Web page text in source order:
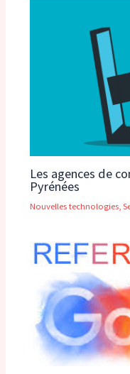
Les agences de
Pyrénées
Nouvelles technologies,